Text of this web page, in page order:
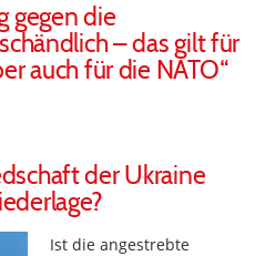
gegen die
– das gilt für
auch für die NATO“
der Ukraine
Ist die angestrebte